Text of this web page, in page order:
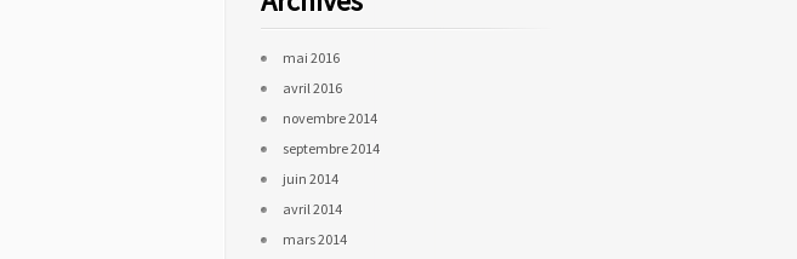
mai 2016
avril 2016
novembre 2014
septembre 2014
juin 2014
avril 2014
mars 2014